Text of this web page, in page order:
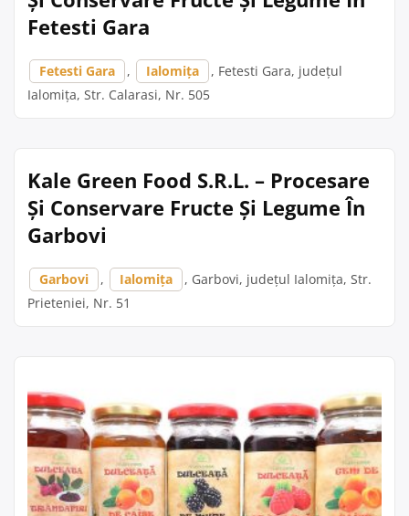
Fetesti Gara
Fetesti Gara , Ialomița
, Fetesti Gara, județul
Ialomița, Str. Calarasi, Nr. 505
Kale Green Food S.R.L. – Procesare
Și Conservare Fructe Și Legume În
Garbovi
Garbovi , Ialomița
, Garbovi, județul Ialomița, Str.
Prieteniei, Nr. 51